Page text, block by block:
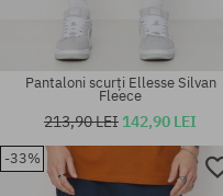
Pantaloni scurți Ellesse Silvan
Fleece
213,90 LEI 142,90 LEI
-33%